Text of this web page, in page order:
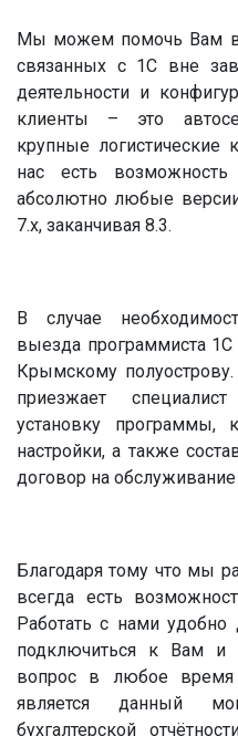
Мы можем помочь Вам
связанных с 1С вне
деятельности и
клиенты – это
крупные логистические
нас есть возможность
абсолютно любые
7.x, заканчивая 8.3.
В случае
выезда программиста
Крымскому
приезжает
установку программы,
настройки, а также
договор на обслуживание
Благодаря тому что мы
всегда есть
Работать с нами
подключиться к Вам и
вопрос в любое
является данный
бухгалтерской